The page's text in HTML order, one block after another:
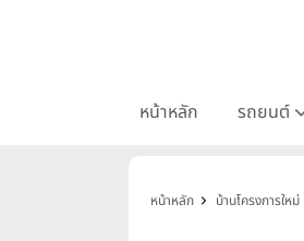
หน้าหลัก รถยนต์
หน้าหลัก บ้านโครงการใหม่